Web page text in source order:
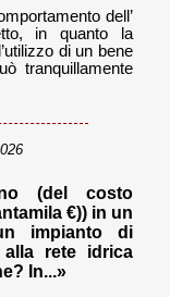
dell’
in quanto la
di un bene
tranquillamente
(del costo
€)) in un
impianto di
alla rete idrica
In...»